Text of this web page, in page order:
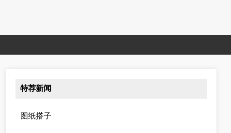
特荐新闻
图纸搭子